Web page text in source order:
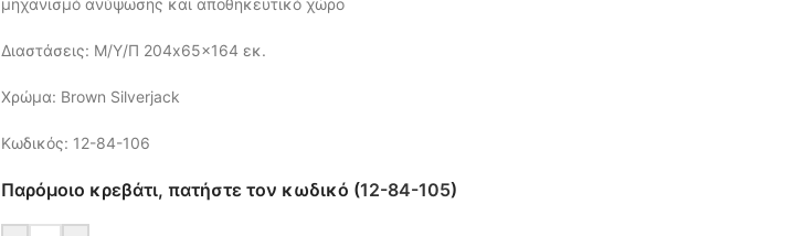
μηχανισμό ανύψωσης και αποθηκευτικό χώρο
Διαστάσεις: M/Υ/Π 204x65x164 εκ.
Χρώμα: Brown Silverjack
Κωδικός: 12-84-106
Παρόμοιο κρεβάτι, πατήστε τον κωδικό (12-84-105)